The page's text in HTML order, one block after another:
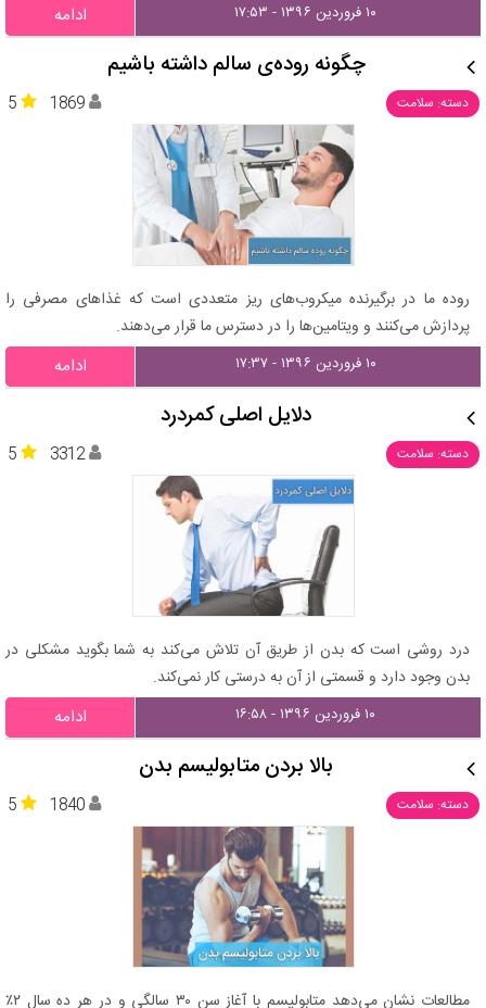
۱۰ فروردین ۱۳۹۶ - ۱۷:۵۳ ادامه
چگونه روده‌ی سالم داشته باشیم
دسته: سلامت 5 1869
روده ما در برگیرنده میکروب‌های ریز متعددی است که غذاهای مصرفی را
پردازش می‌کنند و ویتامین‌ها را در دسترس ما قرار می‌دهند.
۱۰ فروردین ۱۳۹۶ - ۱۷:۳۷ ادامه
دلایل اصلی کمردرد
دسته: سلامت 5 3312
درد روشی است که بدن از طریق آن تلاش می‌کند به شما بگوید مشکلی در
بدن وجود دارد و قسمتی از آن به درستی کار نمی‌کند.
۱۰ فروردین ۱۳۹۶ - ۱۶:۵۸ ادامه
بالا بردن متابولیسم بدن
دسته: سلامت 5 1840
مطالعات نشان می‌دهد متابولیسم با آغاز سن ۳۰ سالگی و در هر ده سال ۲٪